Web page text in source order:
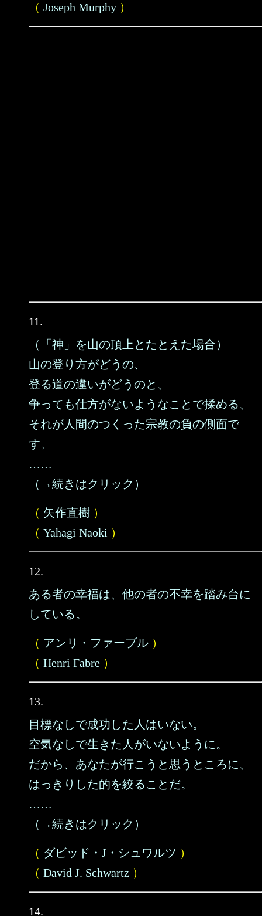
（ Joseph Murphy ）
11.
（「神」を山の頂上とたとえた場合）
山の登り方がどうの、
登る道の違いがどうのと、
争っても仕方がないようなことで揉める、
それが人間のつくった宗教の負の側面で
す。
……
（→続きはクリック）
（ 矢作直樹 ）
（ Yahagi Naoki ）
12.
ある者の幸福は、他の者の不幸を踏み台に
している。
（ アンリ・ファーブル ）
（ Henri Fabre ）
13.
目標なしで成功した人はいない。
空気なしで生きた人がいないように。
だから、あなたが行こうと思うところに、
はっきりした的を絞ることだ。
……
（→続きはクリック）
（ ダビッド・J・シュワルツ ）
（ David J. Schwartz ）
14.